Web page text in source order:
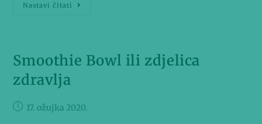
Nastavi čitati
Smoothie Bowl ili zdjelica
zdravlja
17. ožujka 2020.